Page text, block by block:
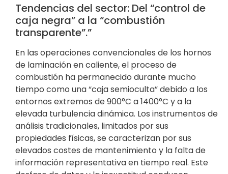
Tendencias del sector: Del “control de
caja negra” a la “combustión
transparente”.”
En las operaciones convencionales de los hornos
de laminación en caliente, el proceso de
combustión ha permanecido durante mucho
tiempo como una “caja semioculta” debido a los
entornos extremos de 900°C a 1400°C y a la
elevada turbulencia dinámica. Los instrumentos de
análisis tradicionales, limitados por sus
propiedades físicas, se caracterizan por sus
elevados costes de mantenimiento y la falta de
información representativa en tiempo real. Este